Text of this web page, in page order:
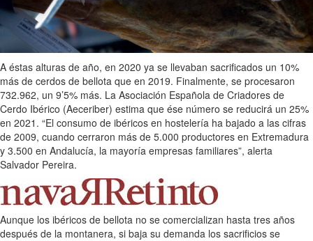
A éstas alturas de año, en 2020 ya se llevaban sacrificados un 10%
más de cerdos de bellota que en 2019. Finalmente, se procesaron
732.962, un 9’5% más. La Asociación Española de Criadores de
Cerdo Ibérico (Aeceriber) estima que ése número se reducirá un 25%
en 2021. “El consumo de ibéricos en hostelería ha bajado a las cifras
de 2009, cuando cerraron más de 5.000 productores en Extremadura
y 3.500 en Andalucía, la mayoría empresas familiares”, alerta
Salvador Pereira.
Aunque los ibéricos de bellota no se comercializan hasta tres años
después de la montanera, si baja su demanda los sacrificios se